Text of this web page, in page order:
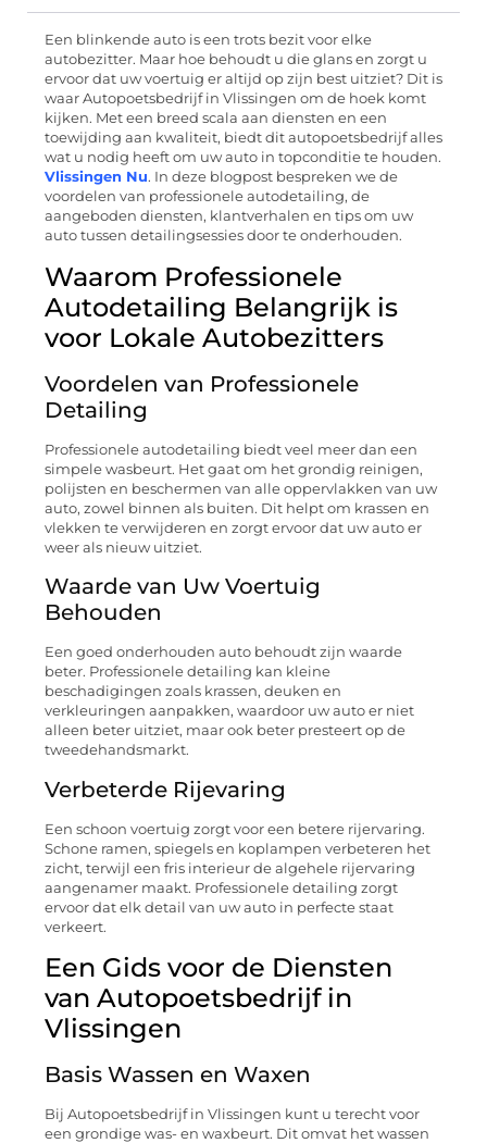
Een blinkende auto is een trots bezit voor elke
autobezitter. Maar hoe behoudt u die glans en zorgt u
ervoor dat uw voertuig er altijd op zijn best uitziet? Dit is
waar Autopoetsbedrijf in Vlissingen om de hoek komt
kijken. Met een breed scala aan diensten en een
toewijding aan kwaliteit, biedt dit autopoetsbedrijf alles
wat u nodig heeft om uw auto in topconditie te houden.
Vlissingen Nu. In deze blogpost bespreken we de
voordelen van professionele autodetailing, de
aangeboden diensten, klantverhalen en tips om uw
auto tussen detailingsessies door te onderhouden.
Waarom Professionele
Autodetailing Belangrijk is
voor Lokale Autobezitters
Voordelen van Professionele
Detailing
Professionele autodetailing biedt veel meer dan een
simpele wasbeurt. Het gaat om het grondig reinigen,
polijsten en beschermen van alle oppervlakken van uw
auto, zowel binnen als buiten. Dit helpt om krassen en
vlekken te verwijderen en zorgt ervoor dat uw auto er
weer als nieuw uitziet.
Waarde van Uw Voertuig
Behouden
Een goed onderhouden auto behoudt zijn waarde
beter. Professionele detailing kan kleine
beschadigingen zoals krassen, deuken en
verkleuringen aanpakken, waardoor uw auto er niet
alleen beter uitziet, maar ook beter presteert op de
tweedehandsmarkt.
Verbeterde Rijevaring
Een schoon voertuig zorgt voor een betere rijervaring.
Schone ramen, spiegels en koplampen verbeteren het
zicht, terwijl een fris interieur de algehele rijervaring
aangenamer maakt. Professionele detailing zorgt
ervoor dat elk detail van uw auto in perfecte staat
verkeert.
Een Gids voor de Diensten
van Autopoetsbedrijf in
Vlissingen
Basis Wassen en Waxen
Bij Autopoetsbedrijf in Vlissingen kunt u terecht voor
een grondige was- en waxbeurt. Dit omvat het wassen